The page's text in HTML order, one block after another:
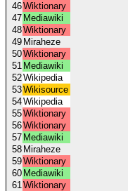
46Wiktionary
47 Mediawiki
48Wiktionary
49 Miraheze
50Wiktionary
51 Mediawiki
52Wikipedia
53Wikisource
54Wikipedia
55Wiktionary
56Wiktionary
57 Mediawiki
58 Miraheze
59Wiktionary
60 Mediawiki
61Wiktionary